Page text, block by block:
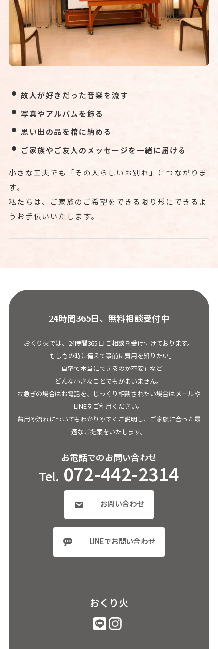
故人が好きだった音楽を流す
写真やアルバムを飾る
思い出の品を棺に納める
ご家族やご友人のメッセージを一緒に届ける
小さな工夫でも「その人らしいお別れ」につながりま
す。
私たちは、ご家族のご希望をできる限り形にできるよ
うお手伝いいたします。
24時間365日、無料相談受付中
おくり火では、24時間365日 ご相談を受け付けております。
「もしもの時に備えて事前に費用を知りたい」
「自宅で本当にできるのか不安」など
どんな小さなことでもかまいません。
お急ぎの場合はお電話を、じっくり相談されたい場合はメールや
LINEをご利用ください。
費用や流れについてもわかりやすくご説明し、ご家族に合った最
適なご提案をいたします。
お電話でのお問い合わせ
Tel. 072-442-2314
お問い合わせ
LINEでお問い合わせ
おくり火